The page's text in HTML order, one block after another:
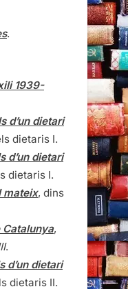
.
1939-
d’un dietari
dietaris I.
d’un dietari
dietaris I.
mateix, dins
Catalunya,
.
d’un dietari
dietaris II.